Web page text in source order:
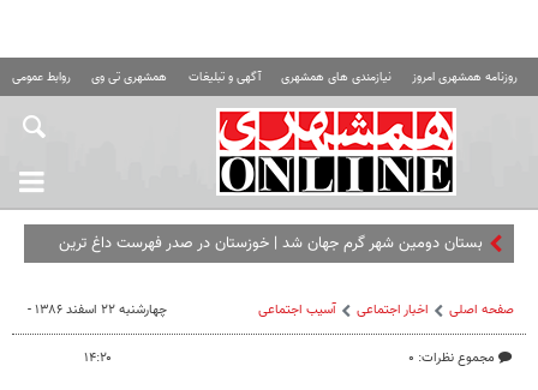
روزنامه همشهری امروز نیازمندی های همشهری آگهی و تبلیغات همشهری تی وی روابط عمومی
بستان دومین شهر گرم جهان شد | خوزستان در صدر فهرست داغ‌ ترین
صفحه اصلی اخبار اجتماعی آسیب اجتماعی
مجموع نظرات: ۰
چهارشنبه ۲۲ اسفند ۱۳۸۶ -
۱۴:۲۰